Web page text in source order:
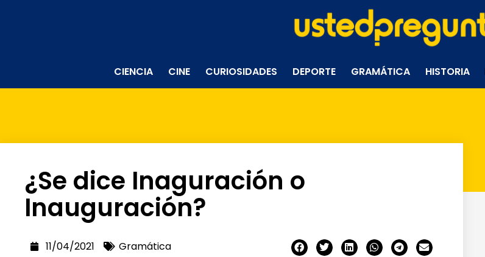
CIENCIA CINE CURIOSIDADES DEPORTE GRAMÁTICA HISTORIA
¿Se dice Inaguración o
Inauguración?
11/04/2021 Gramática